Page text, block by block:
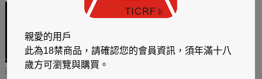
閱讀有禮，TCL平板送觸
親愛的用戶
此為18禁商品，請確認您的會員資訊，須年滿十八
歲方可瀏覽與購買。